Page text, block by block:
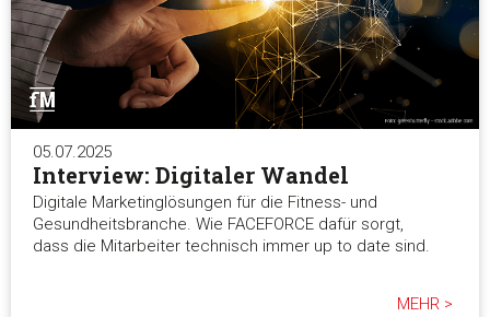
05.07.2025
Interview: Digitaler Wandel
Digitale Marketinglösungen für die Fitness- und
Gesundheitsbranche. Wie FACEFORCE dafür sorgt,
dass die Mitarbeiter technisch immer up to date sind.
MEHR >